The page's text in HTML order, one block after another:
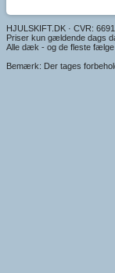
HJULSKIFT.DK · CVR:
Priser kun gældende dags
Alle dæk - og de fleste fælge
Bemærk: Der tages